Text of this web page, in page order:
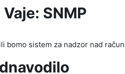
Vaje: SNMP
bomo sistem za nadzor nad